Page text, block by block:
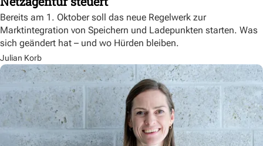
Bereits am 1. Oktober soll das neue Regelwerk zur
Marktintegration von Speichern und Ladepunkten starten. Was
sich geändert hat – und wo Hürden bleiben.
Julian Korb